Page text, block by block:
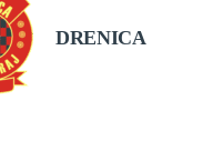
DRENICA